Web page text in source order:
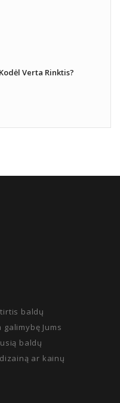
Verta Rinktis?
baldų
Jums
baldų
ar kainų